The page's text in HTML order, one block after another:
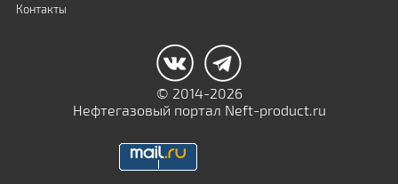
Контакты
© 2014-2026
Нефтегазовый портал Neft-product.ru